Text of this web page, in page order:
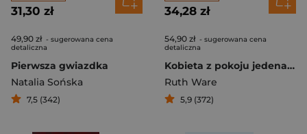
31,30 zł
49,90 zł - sugerowana cena
detaliczna
Pierwsza gwiazdka
Natalia Sońska
7,5 (342)
34,28 zł
54,90 zł - sugerowana cena
detaliczna
Kobieta z pokoju jedenastego
Ruth Ware
5,9 (372)